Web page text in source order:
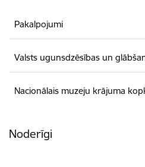
Pakalpojumi
Valsts ugunsdzēsības un
Nacionālais muzeju krājuma
Noderīgi